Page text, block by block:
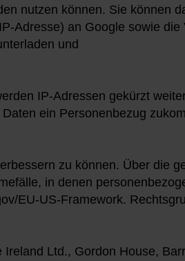
nutzen können. Sie können
Adresse) an Google sowie
und
IP-Adressen gekürzt
ein Personenbezug
zu können. Über die
in denen
EU-US-Framework.
Ltd., Gordon House,